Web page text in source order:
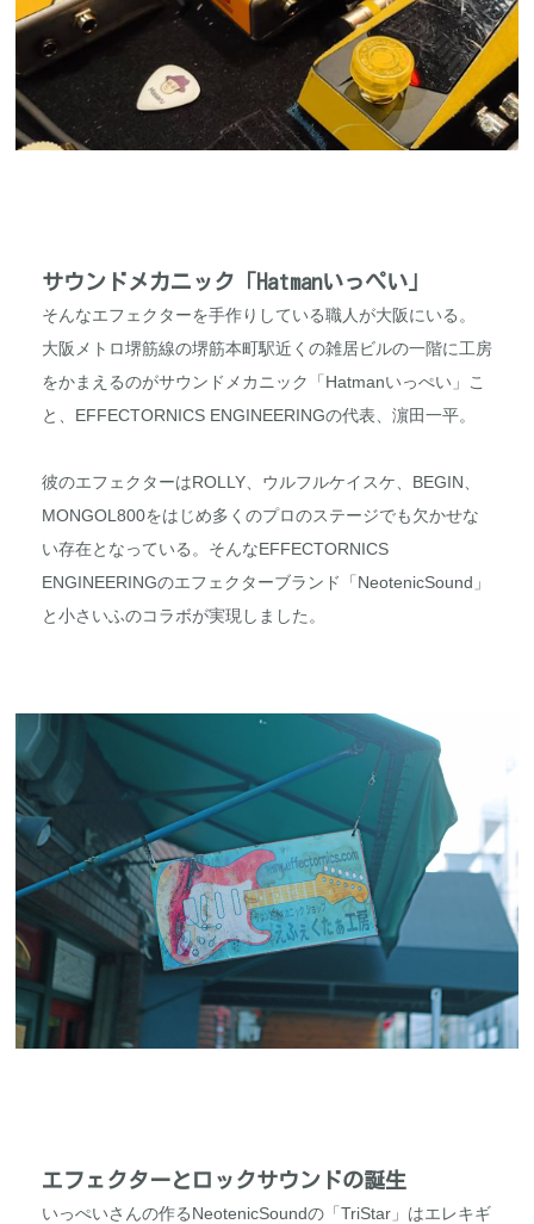
サウンドメカニック「Hatmanいっぺい」
そんなエフェクターを手作りしている職人が大阪にいる。
大阪メトロ堺筋線の堺筋本町駅近くの雑居ビルの一階に工房
をかまえるのがサウンドメカニック「Hatmanいっぺい」こ
と、EFFECTORNICS ENGINEERINGの代表、濵田一平。
彼のエフェクターはROLLY、ウルフルケイスケ、BEGIN、
MONGOL800をはじめ多くのプロのステージでも欠かせな
い存在となっている。そんなEFFECTORNICS
ENGINEERINGのエフェクターブランド「NeotenicSound」
と小さいふのコラボが実現しました。
エフェクターとロックサウンドの誕生
いっぺいさんの作るNeotenicSoundの「TriStar」はエレキギ